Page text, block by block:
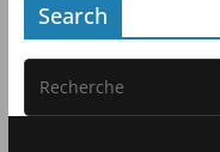
Search